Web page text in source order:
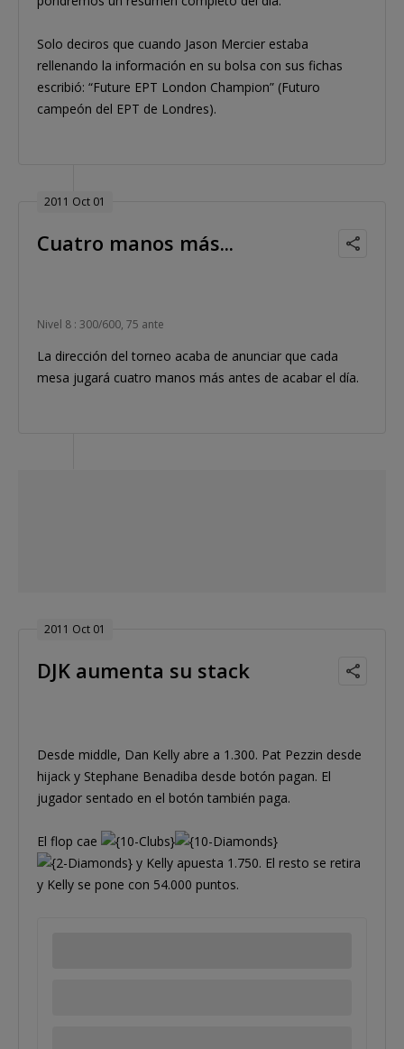
Solo deciros que cuando Jason Mercier estaba
rellenando la información en su bolsa con sus fichas
escribió: “Future EPT London Champion” (Futuro
campeón del EPT de Londres).
2011 Oct 01
Cuatro manos más...
Nivel 8 : 300/600, 75 ante
La dirección del torneo acaba de anunciar que cada
mesa jugará cuatro manos más antes de acabar el día.
2011 Oct 01
DJK aumenta su stack
Desde middle, Dan Kelly abre a 1.300. Pat Pezzin desde
hijack y Stephane Benadiba desde botón pagan. El
jugador sentado en el botón también paga.
El flop cae
y Kelly apuesta 1.750. El resto se retira
y Kelly se pone con 54.000 puntos.